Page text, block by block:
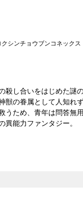
シンチョウブンコネックス
し合いをはじめた謎
獣の眷属として人知れ
うため、青年は問答無
能力ファンタジー。